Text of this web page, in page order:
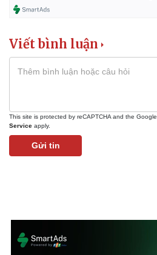
Viết bình luận
This site is protected by reCAPTCHA and the Google
Service apply.
Gửi tin